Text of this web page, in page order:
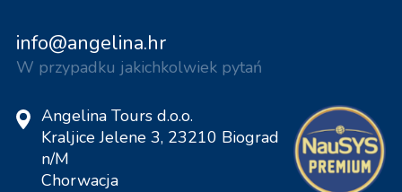
info@angelina.hr
W przypadku jakichkolwiek pytań
Angelina Tours d.o.o.
Kraljice Jelene 3, 23210 Biograd
n/M
Chorwacja